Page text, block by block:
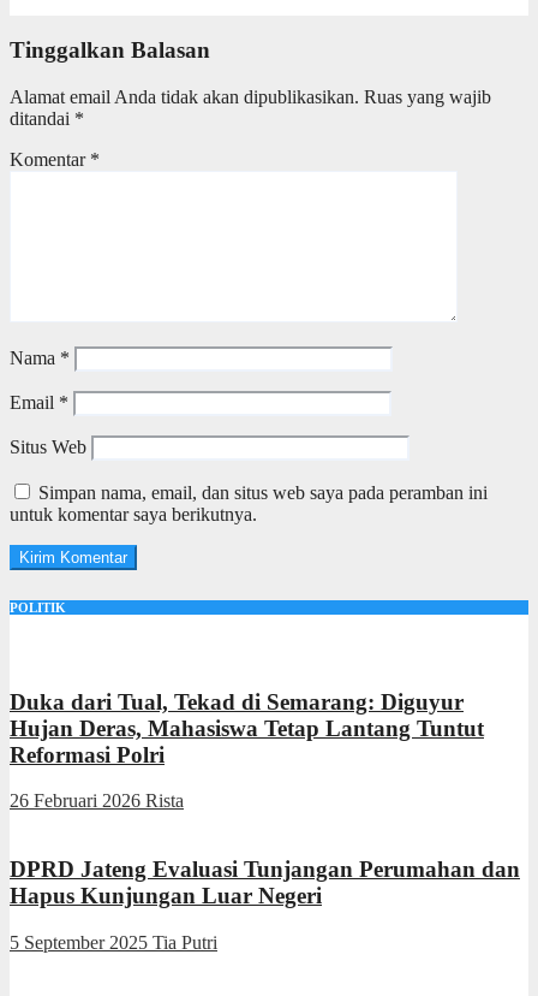
Tinggalkan Balasan
Alamat email Anda tidak akan dipublikasikan. Ruas yang wajib
ditandai *
Komentar *
Nama *
Email *
Situs Web
Simpan nama, email, dan situs web saya pada peramban ini
untuk komentar saya berikutnya.
POLITIK
Duka dari Tual, Tekad di Semarang: Diguyur
Hujan Deras, Mahasiswa Tetap Lantang Tuntut
Reformasi Polri
26 Februari 2026 Rista
DPRD Jateng Evaluasi Tunjangan Perumahan dan
Hapus Kunjungan Luar Negeri
5 September 2025 Tia Putri